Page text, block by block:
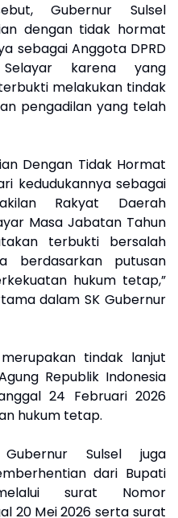
Gubernur Sulsel
dengan tidak hormat
sebagai Anggota DPRD
karena yang
melakukan tindak
pengadilan yang telah
Dengan Tidak Hormat
kedudukannya sebagai
Rakyat Daerah
Masa Jabatan Tahun
terbukti bersalah
berdasarkan putusan
hukum tetap,”
dalam SK Gubernur
tindak lanjut
Republik Indonesia
24 Februari 2026
hukum tetap.
Sulsel juga
dari Bupati
surat Nomor
20 Mei 2026 serta surat